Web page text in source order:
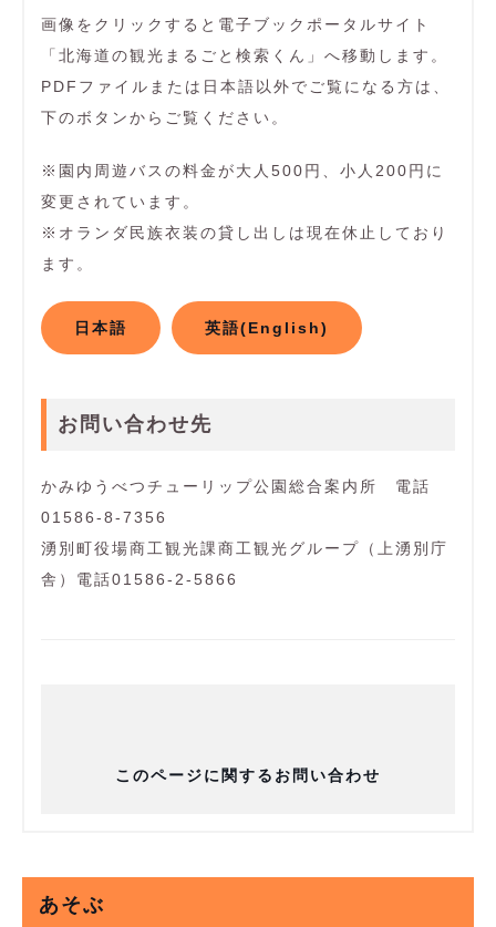
画像をクリックすると電子ブックポータルサイト
「北海道の観光まるごと検索くん」へ移動します。
PDFファイルまたは日本語以外でご覧になる方は、
下のボタンからご覧ください。
※園内周遊バスの料金が大人500円、小人200円に
変更されています。
※オランダ民族衣装の貸し出しは現在休止しており
ます。
日本語 英語(English)
お問い合わせ先
かみゆうべつチューリップ公園総合案内所 電話
01586-8-7356
湧別町役場商工観光課商工観光グループ（上湧別庁
舎）電話01586-2-5866
このページに関するお問い合わせ
あそぶ